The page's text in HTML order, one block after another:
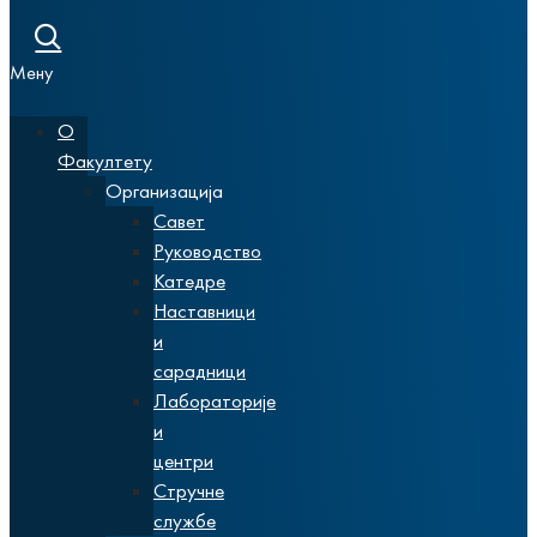
Мену
О
Факултету
Организација
Савет
Руководство
Катедре
Наставници
и
сарадници
Лабораторије
и
центри
Стручне
службе